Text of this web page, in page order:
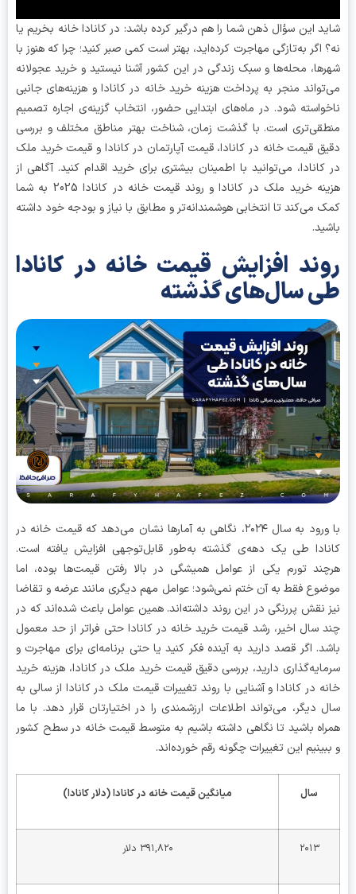
این سؤال ذهن شما را هم درگیر کرده باشد: در کانادا خانه بخریم یا
اگر به‌تازگی مهاجرت کرده‌اید، بهتر است کمی صبر کنید؛ چرا که هنوز با
محله‌ها و سبک زندگی در این کشور آشنا نیستید و خرید عجولانه
منجر به پرداخت هزینه خرید خانه در کانادا و هزینه‌های جانبی
شود. در ماه‌های ابتدایی حضور، انتخاب گزینه‌ی اجاره تصمیم
است. با گذشت زمان، شناخت بهتر مناطق مختلف و بررسی
قیمت خانه در کانادا، قیمت آپارتمان در کانادا و قیمت خرید ملک
می‌توانید با اطمینان بیشتری برای خرید اقدام کنید. آگاهی از
هزینه خرید ملک در کانادا و روند قیمت خانه در کانادا 2025 به شما
می‌کند تا انتخابی هوشمندانه‌تر و مطابق با نیاز و بودجه خود داشته
افزایش قیمت خانه در کانادا
سال‌های گذشته
با ورود به سال ۲۰۲۴، نگاهی به آمارها نشان می‌دهد که قیمت خانه در
طی یک دهه‌ی گذشته به‌طور قابل‌توجهی افزایش یافته است.
تورم یکی از عوامل همیشگی در بالا رفتن قیمت‌ها بوده، اما
فقط به آن ختم نمی‌شود؛ عوامل مهم دیگری مانند عرضه و تقاضا
نقش پررنگی در این روند داشته‌اند. همین عوامل باعث شده‌اند که در
سال اخیر، رشد قیمت خرید خانه در کانادا حتی فراتر از حد معمول
اگر قصد دارید به آینده فکر کنید یا حتی برنامه‌ای برای مهاجرت و
دارید، بررسی دقیق قیمت خرید ملک در کانادا، هزینه خرید
در کانادا و آشنایی با روند تغییرات قیمت ملک در کانادا از سالی به
دیگر، می‌تواند اطلاعات ارزشمندی را در اختیارتان قرار دهد. با ما
باشید تا نگاهی داشته باشیم به متوسط قیمت خانه در سطح کشور
این تغییرات چگونه رقم خورده‌اند.
میانگین قیمت خانه در کانادا (دلار کانادا)
۳۹۱,۸۲۰ دلار